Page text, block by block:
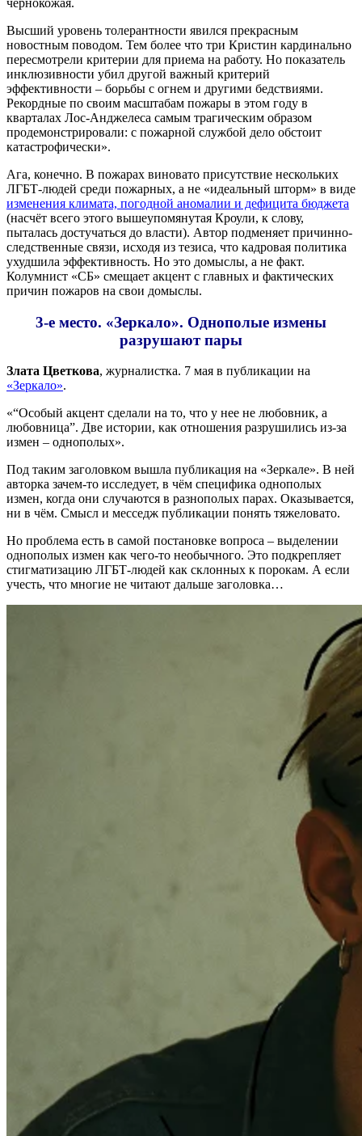
чернокожая.
Высший уровень толерантности явился прекрасным
новостным поводом. Тем более что три Кристин кардинально
пересмотрели критерии для приема на работу. Но показатель
инклюзивности убил другой важный критерий
эффективности – борьбы с огнем и другими бедствиями.
Рекордные по своим масштабам пожары в этом году в
кварталах Лос-Анджелеса самым трагическим образом
продемонстрировали: с пожарной службой дело обстоит
катастрофически».
Ага, конечно. В пожарах виновато присутствие нескольких
ЛГБТ-людей среди пожарных, а не «идеальный шторм» в виде
изменения климата, погодной аномалии и дефицита бюджета
(насчёт всего этого вышеупомянутая Кроули, к слову,
пыталась достучаться до власти). Автор подменяет причинно-
следственные связи, исходя из тезиса, что кадровая политика
ухудшила эффективность. Но это домыслы, а не факт.
Колумнист «СБ» смещает акцент с главных и фактических
причин пожаров на свои домыслы.
3-е место. «Зеркало». Однополые измены
разрушают пары
Злата Цветкова, журналистка. 7 мая в публикации на
«Зеркало».
«“Особый акцент сделали на то, что у нее не любовник, а
любовница”. Две истории, как отношения разрушились из-за
измен – однополых».
Под таким заголовком вышла публикация на «Зеркале». В ней
авторка зачем-то исследует, в чём специфика однополых
измен, когда они случаются в разнополых парах. Оказывается,
ни в чём. Смысл и месседж публикации понять тяжеловато.
Но проблема есть в самой постановке вопроса – выделении
однополых измен как чего-то необычного. Это подкрепляет
стигматизацию ЛГБТ-людей как склонных к порокам. А если
учесть, что многие не читают дальше заголовка…